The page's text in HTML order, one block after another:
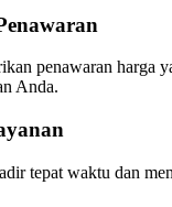
penawaran harga
Anda.
tepat waktu dan